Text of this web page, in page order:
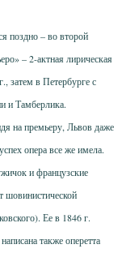
поздно – во второй
– 2-актная лирическая
затем в Петербурге с
и Тамберлика.
на премьеру, Львов даже
опера все же имела.
и французские
шовинистической
Ее в 1846 г.
также оперетта